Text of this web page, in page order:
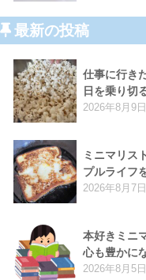
最新の投稿
仕事に行き
日を乗り切
2026年8月9日
ミニマリス
プルライフ
2026年8月7日
本好きミニ
心も豊かに
2026年8月5日